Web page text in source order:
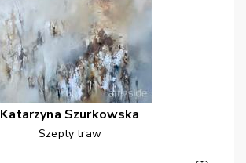
Katarzyna Szurkowska
Szepty traw